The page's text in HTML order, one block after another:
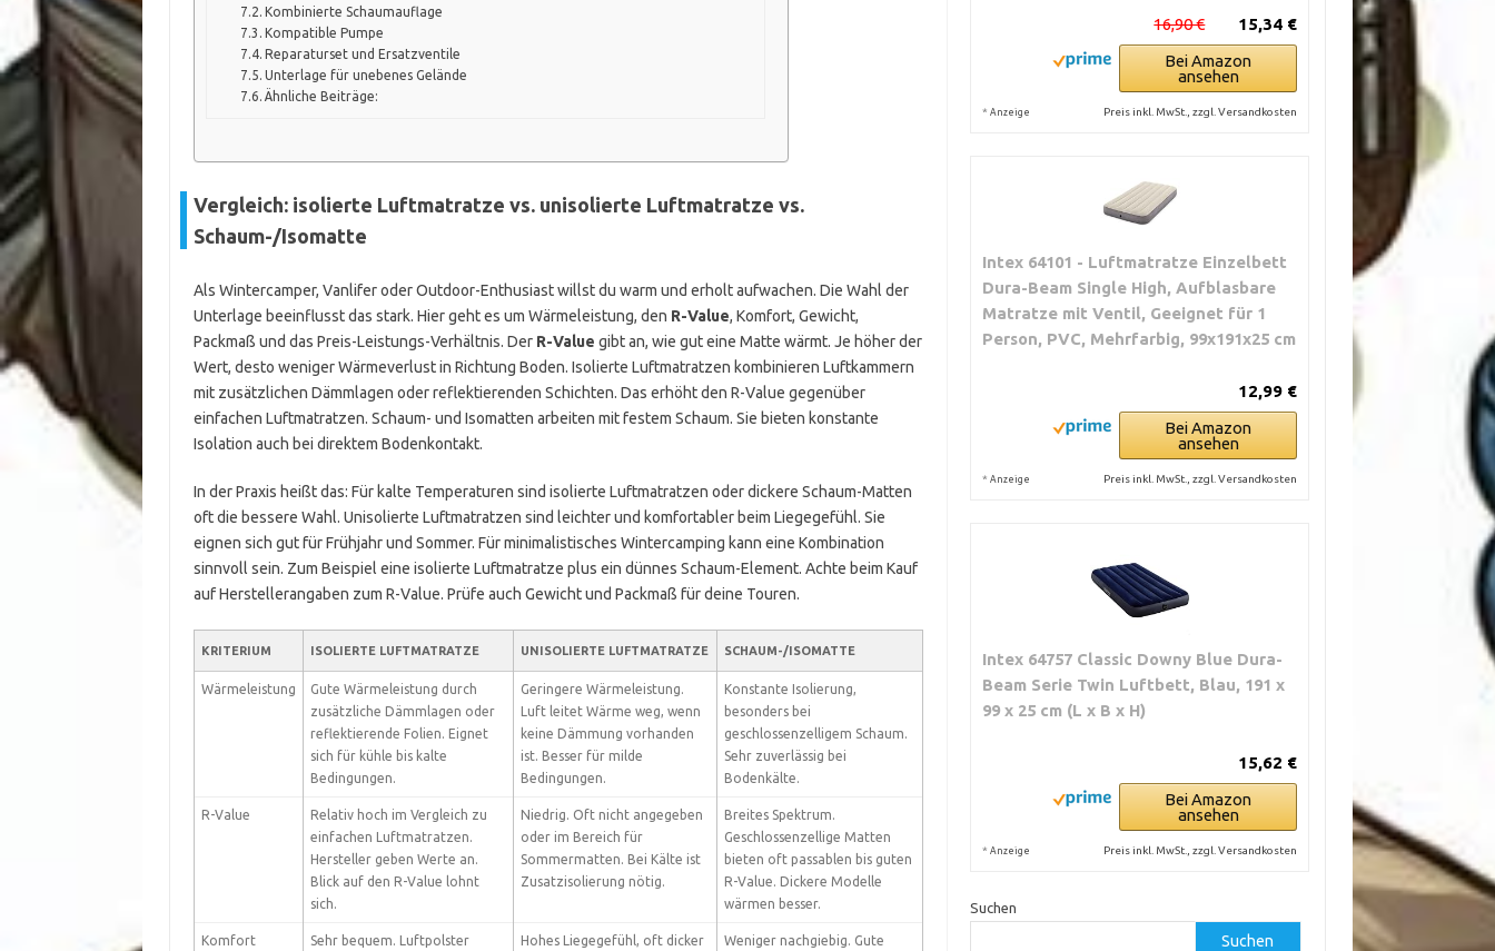
Kombinierte Schaumauflage
Kompatible Pumpe
Reparaturset und Ersatzventile
Unterlage für unebenes Gelände
Ähnliche Beiträge:
Vergleich: isolierte Luftmatratze vs. unisolierte Luftmatratze vs.
Schaum-/Isomatte
Als Wintercamper, Vanlifer oder Outdoor-Enthusiast willst du warm und erholt aufwachen. Die Wahl der
Unterlage beeinflusst das stark. Hier geht es um Wärmeleistung, den R-Value, Komfort, Gewicht,
Packmaß und das Preis-Leistungs-Verhältnis. Der R-Value gibt an, wie gut eine Matte wärmt. Je höher der
Wert, desto weniger Wärmeverlust in Richtung Boden. Isolierte Luftmatratzen kombinieren Luftkammern
mit zusätzlichen Dämmlagen oder reflektierenden Schichten. Das erhöht den R-Value gegenüber
einfachen Luftmatratzen. Schaum- und Isomatten arbeiten mit festem Schaum. Sie bieten konstante
Isolation auch bei direktem Bodenkontakt.
In der Praxis heißt das: Für kalte Temperaturen sind isolierte Luftmatratzen oder dickere Schaum-Matten
oft die bessere Wahl. Unisolierte Luftmatratzen sind leichter und komfortabler beim Liegegefühl. Sie
eignen sich gut für Frühjahr und Sommer. Für minimalistisches Wintercamping kann eine Kombination
sinnvoll sein. Zum Beispiel eine isolierte Luftmatratze plus ein dünnes Schaum-Element. Achte beim Kauf
auf Herstellerangaben zum R-Value. Prüfe auch Gewicht und Packmaß für deine Touren.
KRITERIUM ISOLIERTE LUFTMATRATZE UNISOLIERTE LUFTMATRATZE SCHAUM-/ISOMATTE
Wärmeleistung
Gute Wärmeleistung durch
zusätzliche Dämmlagen oder
reflektierende Folien. Eignet
sich für kühle bis kalte
Bedingungen.
Geringere Wärmeleistung.
Luft leitet Wärme weg, wenn
keine Dämmung vorhanden
ist. Besser für milde
Bedingungen.
Konstante Isolierung,
besonders bei
geschlossenzelligem Schaum.
Sehr zuverlässig bei
Bodenkälte.
R-Value
Relativ hoch im Vergleich zu
einfachen Luftmatratzen.
Hersteller geben Werte an.
Blick auf den R-Value lohnt
sich.
Niedrig. Oft nicht angegeben
oder im Bereich für
Sommermatten. Bei Kälte ist
Zusatzisolierung nötig.
Breites Spektrum.
Geschlossenzellige Matten
bieten oft passablen bis guten
R-Value. Dickere Modelle
wärmen besser.
Komfort
Sehr bequem. Luftpolster
Hohes Liegegefühl, oft dicker
Weniger nachgiebig. Gute
15,34 €
16,90 €
Bei Amazon
ansehen
* Anzeige Preis inkl. MwSt., zzgl. Versandkosten
Intex 64101 - Luftmatratze Einzelbett
Dura-Beam Single High, Aufblasbare
Matratze mit Ventil, Geeignet für 1
Person, PVC, Mehrfarbig, 99x191x25 cm
12,99 €
Bei Amazon
ansehen
* Anzeige Preis inkl. MwSt., zzgl. Versandkosten
Intex 64757 Classic Downy Blue Dura-
Beam Serie Twin Luftbett, Blau, 191 x
99 x 25 cm (L x B x H)
15,62 €
Bei Amazon
ansehen
* Anzeige Preis inkl. MwSt., zzgl. Versandkosten
Suchen
Suchen